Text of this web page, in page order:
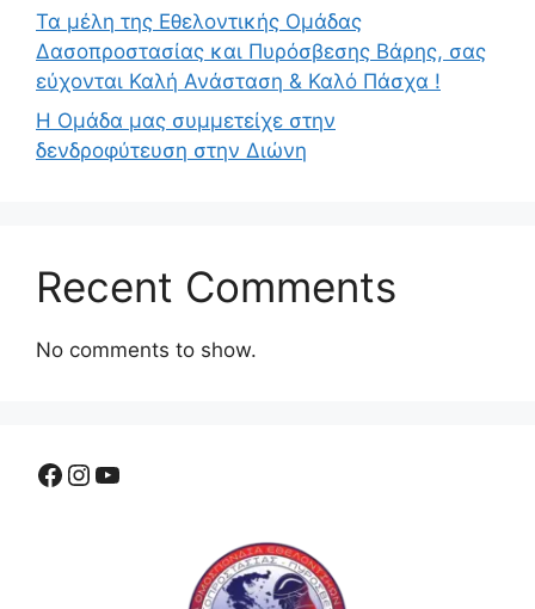
Τα μέλη της Εθελοντικής Ομάδας
Δασοπροστασίας και Πυρόσβεσης Βάρης, σας
εύχονται Καλή Ανάσταση & Καλό Πάσχα !
Η Ομάδα μας συμμετείχε στην
δενδροφύτευση στην Διώνη
Recent Comments
No comments to show.